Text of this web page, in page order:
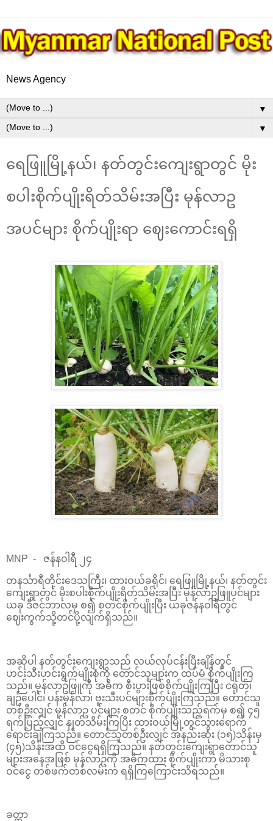
News Agency
▼
▼
ရေဖြူမြို့နယ်၊ နတ်တွင်းကျေးရွာတွင် မိုး
စပါးစိုက်ပျိုးရိတ်သိမ်းအပြီး မုန်လာဥ
အပင်များ စိုက်ပျိုးရာ ဈေးကောင်းရရှိ
MNP - ဇန်နဝါရီ ၂၄
တနင်္သာရီတိုင်းဒေသကြီး၊ ထားဝယ်ခရိုင်၊ ရေဖြူမြို့နယ်၊ နတ်တွင်း
ကျေးရွာတွင် မိုးစပါးစိုက်ပျိုးရိတ်သိမ်းအပြီး မုန်လာဥဖြူပင်များ
ယခု ဒီဇင်ဘာလမှ စ၍ စတင်စိုက်ပျိုးပြီး ယခုဇန်နဝါရီတွင်
ဈေးကွက်သို့တင်ပို့လျက်ရှိသည်။
အဆိုပါ နတ်တွင်းကျေးရွာသည် လယ်လုပ်ငန်းပြီးချိန်တွင်
ဟင်းသီးဟင်းရွက်မျိုးစုံကို တောင်သူများက ထပ်မံ စိုက်ပျိုးကြ
သည်။ မုန်လာဥဖြူကို အဓိက စီးပွားဖြစ်စိုက်ပျိုးကြပြီး ငရုတ်၊
ချဉ်ပေါင်၊ ပန်းမုန်လာ၊ ဗူးသီးပင်များစိုက်ပျိုးကြသည်။ တောင်သူ
တစ်ဦးလျှင် မုန်လာဥ ပင်များ စတင် စိုက်ပျိုးသည့်ရက်မှ စ၍ ၄၅
ရက်ပြည့်လျှင် နှုတ်သိမ်းကြပြီး ထားဝယ်မြို့တွင်သွားရောက်
ရောင်းချကြသည်။ တောင်သူတစ်ဦးလျှင် အနည်းဆုံး (၁၅)သိန်းမှ
(၄၅)သိန်းအထိ ဝင်ငွေရရှိကြသည်။ နတ်တွင်းကျေးရွာတောင်သူ
များအနေအဖြစ် မုန်လာဥကို အဓိကထား စိုက်ပျိုးကာ မိသားစု
ဝင်ငွေ တစ်ဖက်တစ်လမ်းက ရရှိကြကြောင်းသိရသည်။
ခတ္တာ